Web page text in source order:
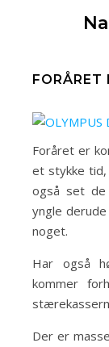
Foråret er
et stykke tid,
også set
yngle
noget.
Har også
kommer
Der er